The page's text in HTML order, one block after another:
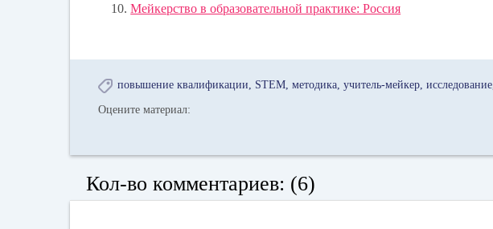
Мейкерство в образовательной практике: Россия
повышение квалификации STEM методика учитель-мейкер исследование
Оцените материал:
Кол-во комментариев: (6)